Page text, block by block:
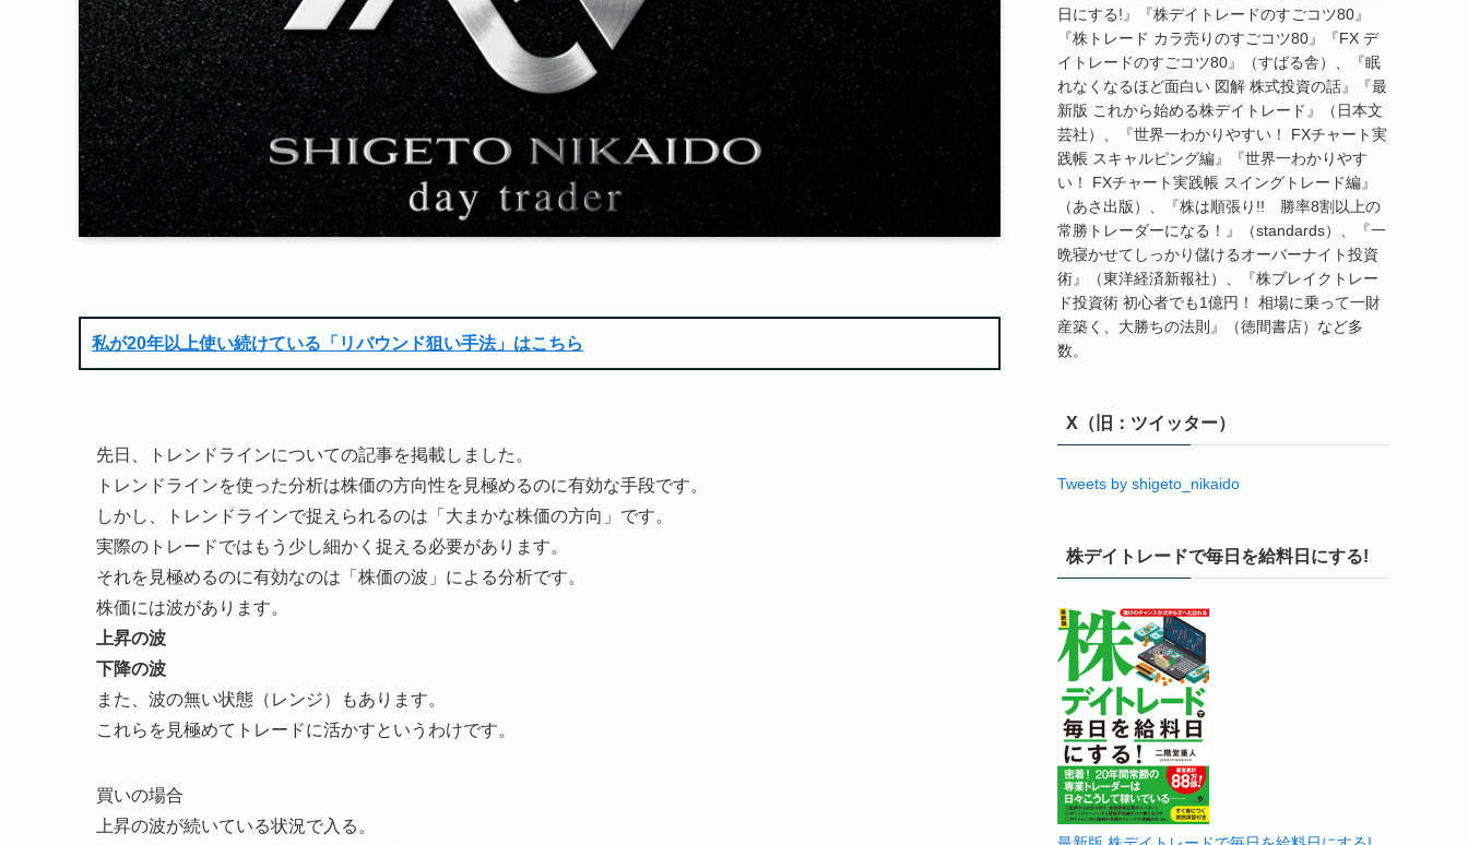
私が20年以上使い続けている「リバウンド狙い手法」はこちら
先日、トレンドラインについての記事を掲載しました。
トレンドラインを使った分析は株価の方向性を見極めるのに有効な手段です。
しかし、トレンドラインで捉えられるのは「大まかな株価の方向」です。
実際のトレードではもう少し細かく捉える必要があります。
それを見極めるのに有効なのは「株価の波」による分析です。
株価には波があります。
上昇の波
下降の波
また、波の無い状態（レンジ）もあります。
これらを見極めてトレードに活かすというわけです。
買いの場合
上昇の波が続いている状況で入る。
日にする!』『株デイトレードのすごコツ80』
『株トレード カラ売りのすごコツ80』『FX デ
イトレードのすごコツ80』（すばる舎）、『眠
れなくなるほど面白い 図解 株式投資の話』『最
新版 これから始める株デイトレード』（日本文
芸社）、『世界一わかりやすい！ FXチャート実
践帳 スキャルピング編』『世界一わかりやす
い！ FXチャート実践帳 スイングトレード編』
（あさ出版）、『株は順張り!! 勝率8割以上の
常勝トレーダーになる！』（standards）、『一
晩寝かせてしっかり儲けるオーバーナイト投資
術』（東洋経済新報社）、『株ブレイクトレー
ド投資術 初心者でも1億円！ 相場に乗って一財
産築く、大勝ちの法則』（徳間書店）など多
数。
X（旧：ツイッター）
Tweets by shigeto_nikaido
株デイトレードで毎日を給料日にする!